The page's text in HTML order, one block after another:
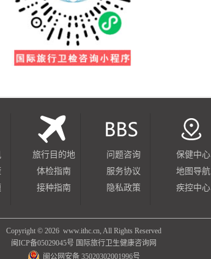
旅行目的地
体检指南
接种指南
问题咨询
服务协议
隐私政策
保健中心
地图导航
疾控中心
Copyright © 2026 www.ithc.cn, All Rights Reserved
闽ICP备05029045号 国际旅行卫生健康咨询网
闽公网安备 35020302001996号